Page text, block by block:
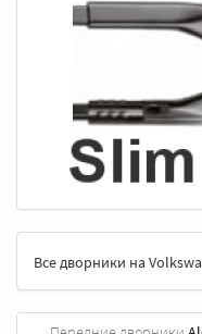
Все дворники на